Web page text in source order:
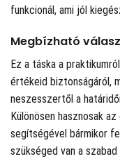
funkcionál, ami jól
Megbízható
Ez a táska a
értékeid biztonságáról,
neszesszertől a
Különösen hasznosak
segítségével bármikor
szükséged van a